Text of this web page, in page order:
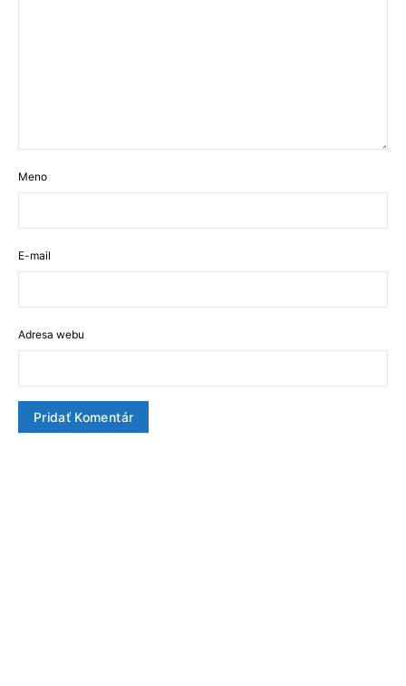
Meno
E-mail
Adresa webu